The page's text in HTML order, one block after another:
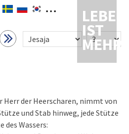
LEBEN
IST
MEHR
Herr der Heerscharen, nimmt von
und Stab hinweg, jede Stütze
des Wassers: